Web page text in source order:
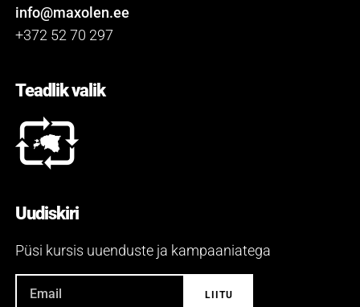
info@maxolen.ee
+372 52 70 297
Teadlik valik
Uudiskiri
Püsi kursis uuenduste ja kampaaniatega